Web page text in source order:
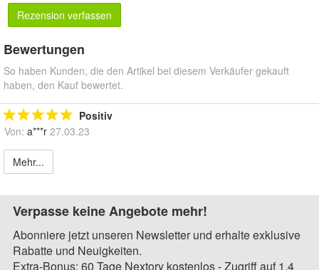
Rezension verfassen
Bewertungen
So haben Kunden, die den Artikel bei diesem Verkäufer gekauft
haben, den Kauf bewertet.
Positiv
Von: a***r 27.03.23
Mehr...
Verpasse keine Angebote mehr!
Abonniere jetzt unseren Newsletter und erhalte exklusive
Rabatte und Neuigkeiten.
Extra-Bonus: 60 Tage Nextory kostenlos - Zugriff auf 1,4